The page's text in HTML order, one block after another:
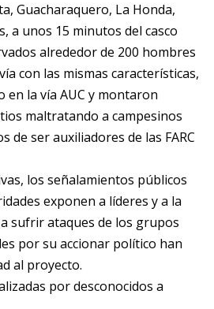
Guacharaquero, La Honda,
a unos 15 minutos del casco
alrededor de 200 hombres
con las mismas características,
en la vía AUC y montaron
maltratando a campesinos
de ser auxiliadores de las FARC
los señalamientos públicos
exponen a líderes y a la
sufrir ataques de los grupos
por su accionar político han
al proyecto.
por desconocidos a